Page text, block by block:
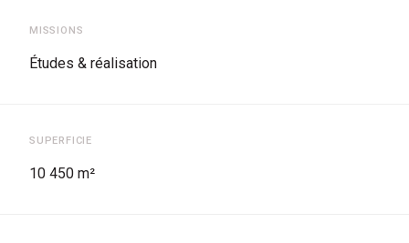
MISSIONS
Études & réalisation
SUPERFICIE
10 450 m²